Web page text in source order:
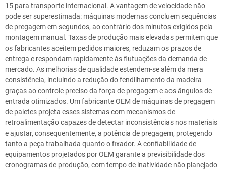
15 para transporte internacional. A vantagem de velocidade não
pode ser superestimada: máquinas modernas concluem sequências
de pregagem em segundos, ao contrário dos minutos exigidos pela
montagem manual. Taxas de produção mais elevadas permitem que
os fabricantes aceitem pedidos maiores, reduzam os prazos de
entrega e respondam rapidamente às flutuações da demanda de
mercado. As melhorias de qualidade estendem-se além da mera
consistência, incluindo a redução do fendilhamento da madeira
graças ao controle preciso da força de pregagem e aos ângulos de
entrada otimizados. Um fabricante OEM de máquinas de pregagem
de paletes projeta esses sistemas com mecanismos de
retroalimentação capazes de detectar inconsistências nos materiais
e ajustar, consequentemente, a potência de pregagem, protegendo
tanto a peça trabalhada quanto o fixador. A confiabilidade de
equipamentos projetados por OEM garante a previsibilidade dos
cronogramas de produção, com tempo de inatividade não planejado